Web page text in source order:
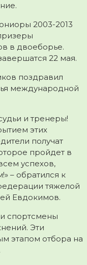
2003-2013
в двоеборье.
22 мая.
поздравил
международной
и тренеры!
этих
получат
пройдет в
успехов,
– обратился к
тяжелой
Евдокимов.
спортсмены
Эти
этапом отбора на